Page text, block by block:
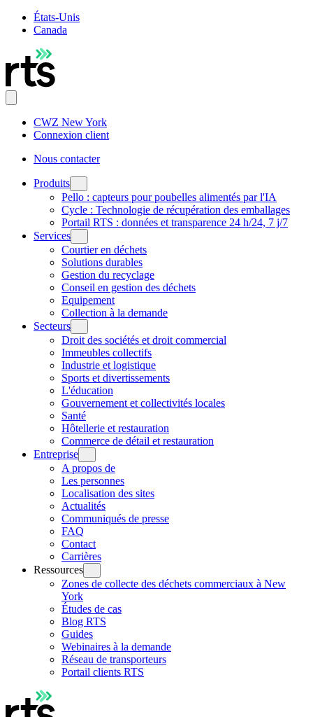
États-Unis
Canada
CWZ New York
Connexion client
Nous contacter
Produits
Pello : capteurs pour poubelles alimentés par l'IA
Cycle : Technologie de récupération des emballages
Portail RTS : données et transparence 24 h/24, 7 j/7
Services
Courtier en déchets
Solutions durables
Gestion du recyclage
Conseil en gestion des déchets
Equipement
Collection à la demande
Secteurs
Droit des sociétés et droit commercial
Immeubles collectifs
Industrie et logistique
Sports et divertissements
L'éducation
Gouvernement et collectivités locales
Santé
Hôtellerie et restauration
Commerce de détail et restauration
Entreprise
A propos de
Les personnes
Localisation des sites
Actualités
Communiqués de presse
FAQ
Contact
Carrières
Ressources
Zones de collecte des déchets commerciaux à New
York
Études de cas
Blog RTS
Guides
Webinaires à la demande
Réseau de transporteurs
Portail clients RTS